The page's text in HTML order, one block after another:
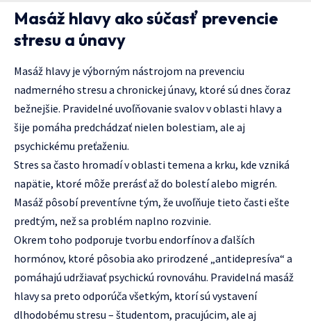
Masáž hlavy ako súčasť prevencie
stresu a únavy
Masáž hlavy je výborným nástrojom na prevenciu
nadmerného stresu a chronickej únavy, ktoré sú dnes čoraz
bežnejšie. Pravidelné uvoľňovanie svalov v oblasti hlavy a
šije pomáha predchádzať nielen bolestiam, ale aj
psychickému preťaženiu.
Stres sa často hromadí v oblasti temena a krku, kde vzniká
napätie, ktoré môže prerásť až do bolestí alebo migrén.
Masáž pôsobí preventívne tým, že uvoľňuje tieto časti ešte
predtým, než sa problém naplno rozvinie.
Okrem toho podporuje tvorbu endorfínov a ďalších
hormónov, ktoré pôsobia ako prirodzené „antidepresíva“ a
pomáhajú udržiavať psychickú rovnováhu. Pravidelná masáž
hlavy sa preto odporúča všetkým, ktorí sú vystavení
dlhodobému stresu – študentom, pracujúcim, ale aj